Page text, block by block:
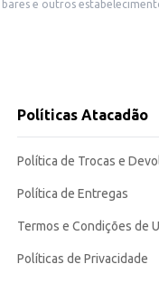
organização e o
Políticas Atacadão
Política de Trocas e
Política de Entregas
Termos e Condições de
Políticas de Privacidade